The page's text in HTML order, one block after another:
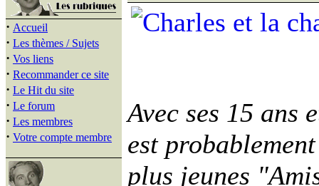
· Accueil
· Les thèmes / Sujets
· Vos liens
· Recommander ce site
· Le Hit du site
· Le forum
· Les membres
· Votre compte membre
Avec ses 15 ans
est
plus jeunes